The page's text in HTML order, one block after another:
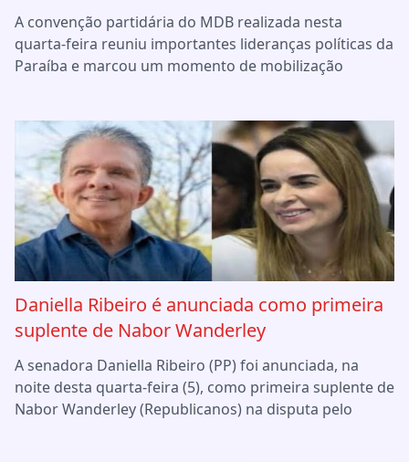
A convenção partidária do MDB realizada nesta
quarta-feira reuniu importantes lideranças políticas da
Paraíba e marcou um momento de mobilização
Daniella Ribeiro é anunciada como primeira
suplente de Nabor Wanderley
A senadora Daniella Ribeiro (PP) foi anunciada, na
noite desta quarta-feira (5), como primeira suplente de
Nabor Wanderley (Republicanos) na disputa pelo